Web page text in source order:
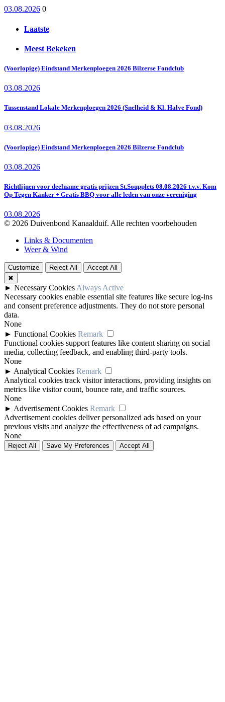
03.08.2026 0
Laatste
Meest Bekeken
(Voorlopige) Eindstand Merkenploegen 2026 Bilzerse Fondclub
03.08.2026
Tussenstand Lokale Merkenploegen 2026 (Snelheid & Kl. Halve Fond)
03.08.2026
(Voorlopige) Eindstand Merkenploegen 2026 Bilzerse Fondclub
03.08.2026
Richtlijnen voor deelname gratis prijzen St.Soupplets 08.08.2026 t.v.v. Kom
Op Tegen Kanker + Gratis BBQ voor alle leden van onze vereniging
03.08.2026
© 2026 Duivenbond Kanaalduif. Alle rechten voorbehouden
Links & Documenten
Weer & Wind
Customize Reject All
Accept All
✖
► Necessary Cookies Always Active
Necessary cookies enable essential site features like secure log-ins
and consent preference adjustments. They do not store personal
data.
None
► Functional Cookies Remark
Functional cookies support features like content sharing on social
media, collecting feedback, and enabling third-party tools.
None
► Analytical Cookies Remark
Analytical cookies track visitor interactions, providing insights on
metrics like visitor count, bounce rate, and traffic sources.
None
► Advertisement Cookies Remark
Advertisement cookies deliver personalized ads based on your
previous visits and analyze the effectiveness of ad campaigns.
None
Reject All Save My Preferences Accept All